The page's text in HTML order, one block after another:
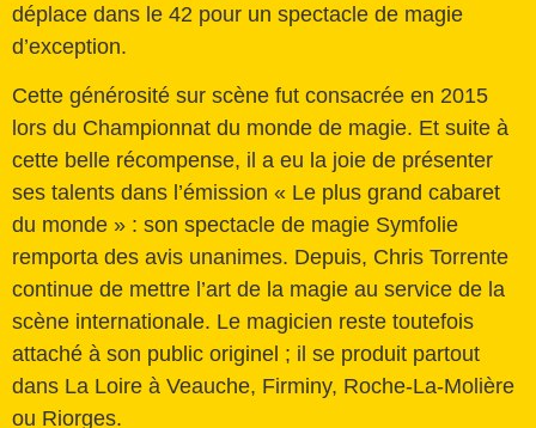
déplace dans le 42 pour un spectacle de magie
d’exception.
Cette générosité sur scène fut consacrée en 2015
lors du Championnat du monde de magie. Et suite à
cette belle récompense, il a eu la joie de présenter
ses talents dans l’émission « Le plus grand cabaret
du monde » : son spectacle de magie Symfolie
remporta des avis unanimes. Depuis, Chris Torrente
continue de mettre l’art de la magie au service de la
scène internationale. Le magicien reste toutefois
attaché à son public originel ; il se produit partout
dans La Loire à Veauche, Firminy, Roche-La-Molière
ou Riorges.